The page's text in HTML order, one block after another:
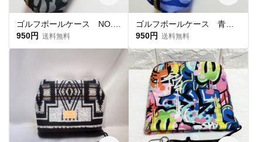
950円 送料無料
950円 送料無料